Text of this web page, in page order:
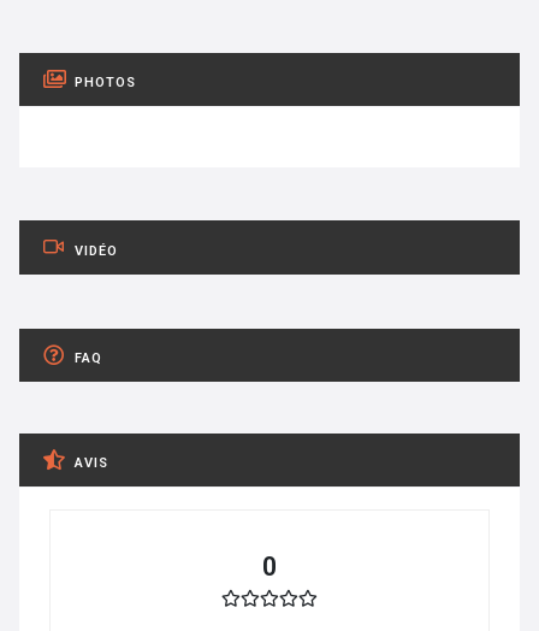
PHOTOS
VIDÉO
FAQ
AVIS
0